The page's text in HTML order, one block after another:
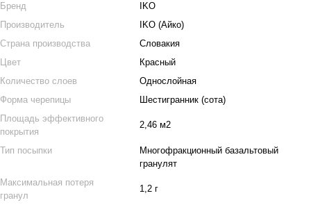
Бренд
IKO
Производитель
IKO (Айко)
Страна производства
Словакия
Цвет
Красный
Количество слоев
Однослойная
Форма черепицы
Шестигранник (сота)
Площадь эффективного
покрытия
2,46 м2
Тип посыпки
Многофракционный базальтовый
гранулят
Максимальная потеря
гранул
1,2 г